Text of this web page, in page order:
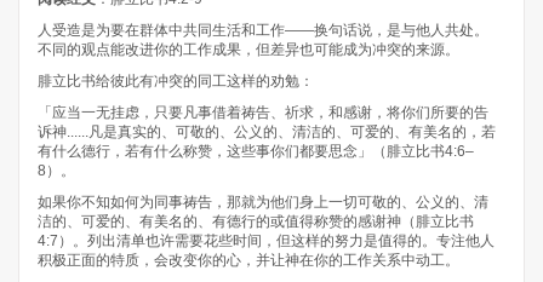
人受造是为要在群体中共同生活和工作——换句话说，是与他人共处。
不同的观点能改进你的工作成果，但差异也可能成为冲突的来源。
腓立比书给彼此有冲突的同工这样的劝勉：
「应当一无挂虑，只要凡事借着祷告、祈求，和感谢，将你们所要的告
诉神......凡是真实的、可敬的、公义的、清洁的、可爱的、有美名的，若
有什么德行，若有什么称赞，这些事你们都要思念」（腓立比书4:6–
8）。
如果你不知如何为同事祷告，那就为他们身上一切可敬的、公义的、清
洁的、可爱的、有美名的、有德行的或值得称赞的感谢神（腓立比书
4:7）。列出清单也许需要花些时间，但这样的努力是值得的。专注他人
积极正面的特质，会改变你的心，并让神在你的工作关系中动工。